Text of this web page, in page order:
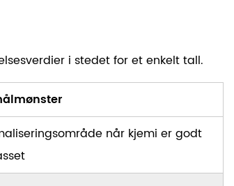
i stedet for et enkelt tall.
når kjemi er godt